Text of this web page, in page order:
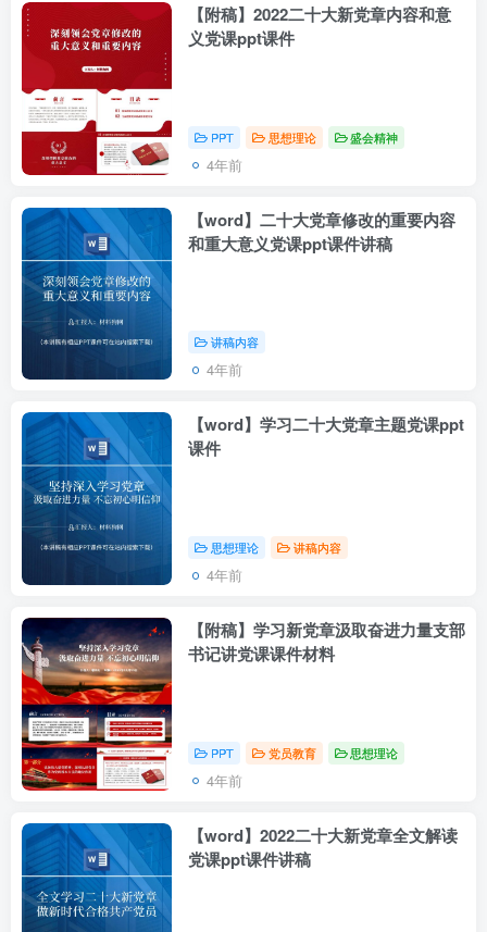
【附稿】2022二十大新党章内容和意
义党课ppt课件
PPT 思想理论 盛会精神
4年前
【word】二十大党章修改的重要内容
和重大意义党课ppt课件讲稿
讲稿内容
4年前
【word】学习二十大党章主题党课ppt
课件
思想理论 讲稿内容
4年前
【附稿】学习新党章汲取奋进力量支部
书记讲党课课件材料
PPT 党员教育 思想理论
4年前
【word】2022二十大新党章全文解读
党课ppt课件讲稿